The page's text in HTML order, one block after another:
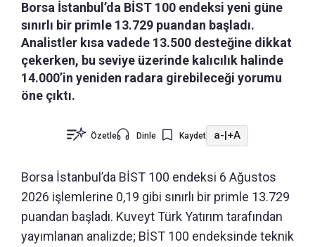
Borsa İstanbul’da BİST 100 endeksi yeni güne
sınırlı bir primle 13.729 puandan başladı.
Analistler kısa vadede 13.500 desteğine dikkat
çekerken, bu seviye üzerinde kalıcılık halinde
14.000’in yeniden radara girebileceği yorumu
öne çıktı.
Özetle Dinle Kaydet a-|+A
Borsa İstanbul’da BİST 100 endeksi 6 Ağustos
2026 işlemlerine 0,19 gibi sınırlı bir primle 13.729
puandan başladı. Kuveyt Türk Yatırım tarafından
yayımlanan analizde; BİST 100 endeksinde teknik